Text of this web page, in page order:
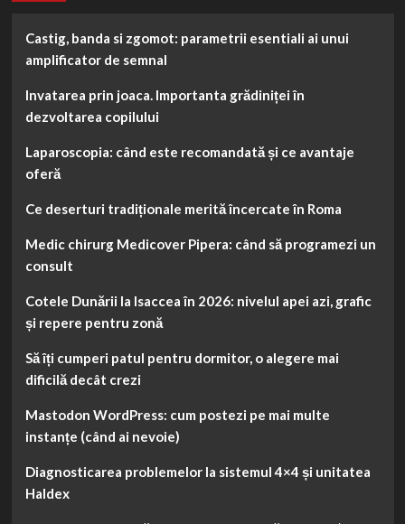
Castig, banda si zgomot: parametrii esentiali ai unui
amplificator de semnal
Invatarea prin joaca. Importanta grădiniței în
dezvoltarea copilului
Laparoscopia: când este recomandată și ce avantaje
oferă
Ce deserturi tradiționale merită încercate în Roma
Medic chirurg Medicover Pipera: când să programezi un
consult
Cotele Dunării la Isaccea în 2026: nivelul apei azi, grafic
și repere pentru zonă
Să îți cumperi patul pentru dormitor, o alegere mai
dificilă decât crezi
Mastodon WordPress: cum postezi pe mai multe
instanțe (când ai nevoie)
Diagnosticarea problemelor la sistemul 4×4 și unitatea
Haldex